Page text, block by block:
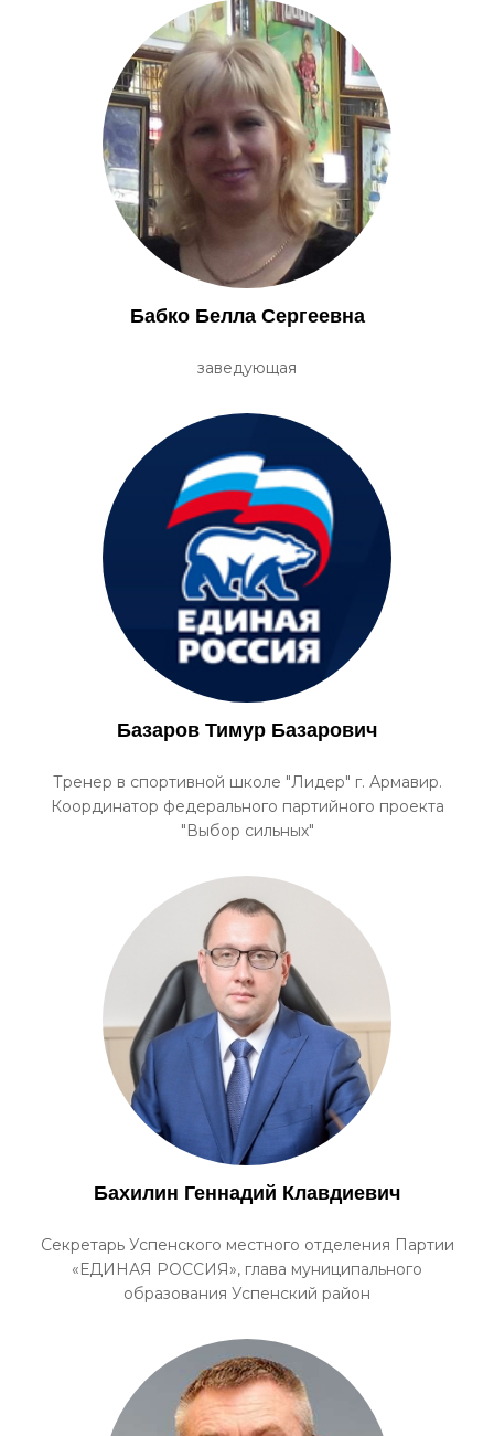
Бабко Белла Сергеевна
заведующая
Базаров Тимур Базарович
Тренер в спортивной школе "Лидер" г. Армавир.
Координатор федерального партийного проекта
"Выбор сильных"
Бахилин Геннадий Клавдиевич
Секретарь Успенского местного отделения Партии
«ЕДИНАЯ РОССИЯ», глава муниципального
образования Успенский район